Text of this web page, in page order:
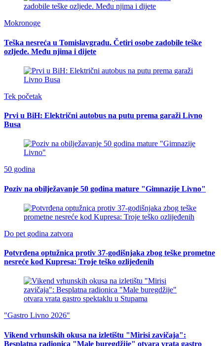
Mokronoge
Teška nesreća u Tomislavgradu. Četiri osobe zadobile teške
ozljede. Među njima i dijete
Tek početak
Prvi u BiH: Električni autobus na putu prema garaži Livno
Busa
50 godina
Poziv na obilježavanje 50 godina mature "Gimnazije Livno"
Do pet godina zatvora
Potvrđena optužnica protiv 37-godišnjaka zbog teške prometne
nesreće kod Kupresa: Troje teško ozlijeđenih
"Gastro Livno 2026"
Vikend vrhunskih okusa na izletištu "Mirisi zavičaja":
Besplatna radionica "Male buregdžije" otvara vrata gastro